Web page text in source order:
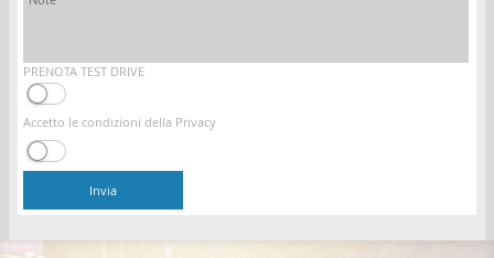
PRENOTA TEST DRIVE
Accetto le condizioni della Privacy